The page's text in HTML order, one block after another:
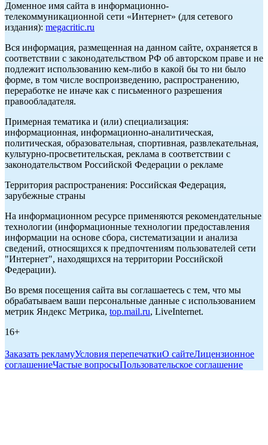
Доменное имя сайта в информационно-
телекоммуникационной сети «Интернет» (для сетевого
издания): megacritic.ru
Вся информация, размещенная на данном сайте, охраняется в
соответствии с законодательством РФ об авторском праве и не
подлежит использованию кем-либо в какой бы то ни было
форме, в том числе воспроизведению, распространению,
переработке не иначе как с письменного разрешения
правообладателя.
Примерная тематика и (или) специализация:
информационная, информационно-аналитическая,
политическая, образовательная, спортивная, развлекательная,
культурно-просветительская, реклама в соответствии с
законодательством Российской Федерации о рекламе
Территория распространения: Российская Федерация,
зарубежные страны
На информационном ресурсе применяются рекомендательные
технологии (информационные технологии предоставления
информации на основе сбора, систематизации и анализа
сведений, относящихся к предпочтениям пользователей сети
"Интернет", находящихся на территории Российской
Федерации).
Во время посещения сайта вы соглашаетесь с тем, что мы
обрабатываем ваши персональные данные с использованием
метрик Яндекс Метрика, top.mail.ru, LiveInternet.
16+
Заказать рекламуУсловия перепечаткиО сайтеЛицензионное
соглашениеЧастые вопросыПользовательское соглашение